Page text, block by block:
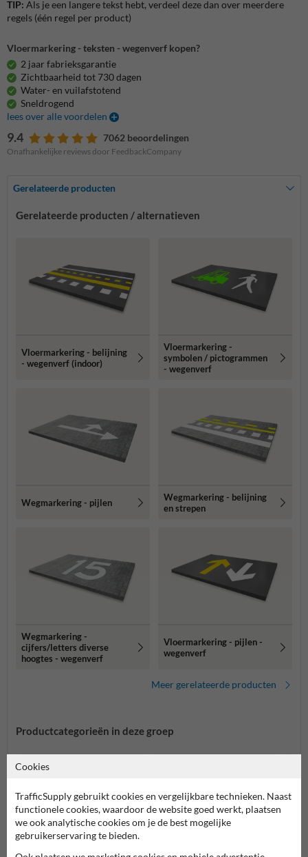
TIP: Als je een langere tekst hebt, verdeel deze dan over meerdere
regels (één regel per product)
Vloermarkering - teksten - wegenverf kopen?
2 jaar fabrieksgarantie
Zichtbaarheid tot 730 dagen
Water- en vuilafstotend
Sneldrogend
lees over alle voordelen
9.4 7062 beoordelingen
Onafhankelijke reviews door FeedbackCompany
Gerelateerde producten
Gerelateerde producten / alternatieven
Vloermarkering - belijning
- wegenverf (indoor)
Vloermarkering -
symbolen / pictogrammen
- wegenverf
Wegmarkering - pijlen
Wegmarkering - belijning
en strepen
Wegmarkering -
cijfers/letters diverse
hoogtes - wegenverf
Vloermarkering - pijlen -
wegenverf
Meer gerelateerde producten
Productcategorieën in deze groep
Cookies
TrafficSupply gebruikt cookies en vergelijkbare technieken. Naast
functionele cookies, waardoor de website goed werkt, plaatsen
we ook analytische cookies om je de best mogelijke
gebruikerservaring te bieden.